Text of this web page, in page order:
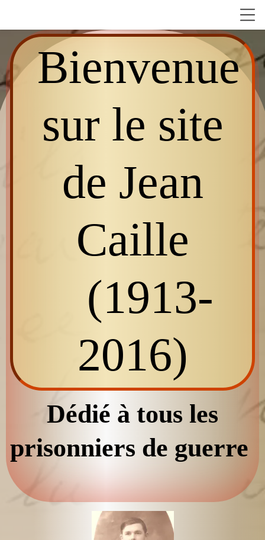
Bienvenue
sur le site
de Jean
Caille
(1913-
2016)
Dédié à tous les
prisonniers de guerre